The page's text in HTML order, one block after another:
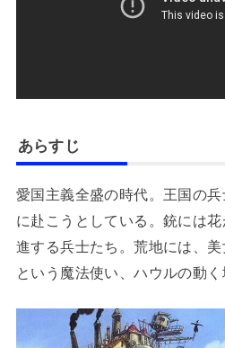
あらすじ
愛国主義全盛の時代。王国の
に赴こうとしている。銃には
進する兵士たち。荒地には、
という魔法使い、ハウルの動く